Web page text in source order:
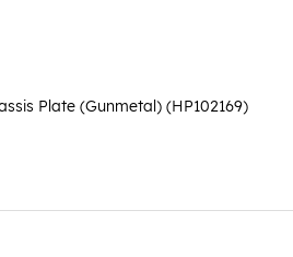
Plate (Gunmetal) (HP102169)